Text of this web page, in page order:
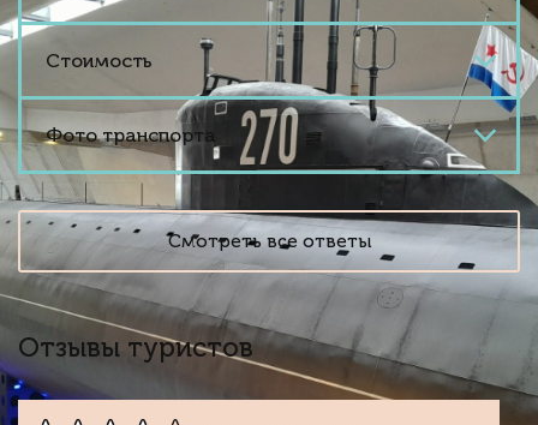
Стоимость
Фото транспорта
Смотреть все ответы
Отзывы туристов